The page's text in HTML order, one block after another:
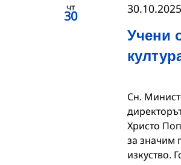
чт
30
Учени
Сн.
Христо
за значим
изкуство.